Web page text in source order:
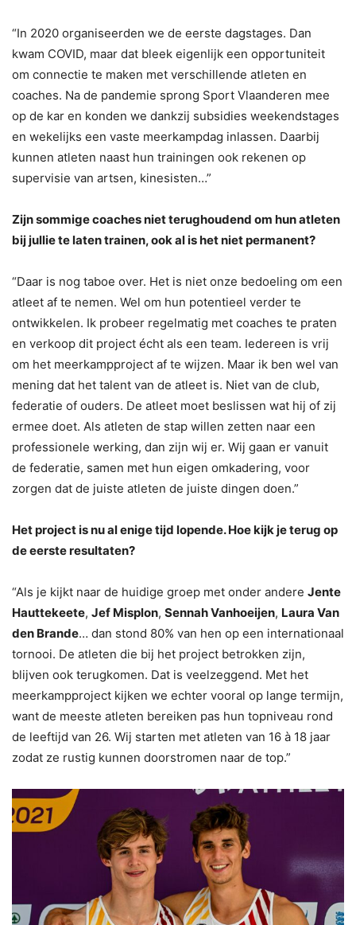
“In 2020 organiseerden we de eerste dagstages. Dan
kwam COVID, maar dat bleek eigenlijk een opportuniteit
om connectie te maken met verschillende atleten en
coaches. Na de pandemie sprong Sport Vlaanderen mee
op de kar en konden we dankzij subsidies weekendstages
en wekelijks een vaste meerkampdag inlassen. Daarbij
kunnen atleten naast hun trainingen ook rekenen op
supervisie van artsen, kinesisten…”
Zijn sommige coaches niet terughoudend om hun atleten
bij jullie te laten trainen, ook al is het niet permanent?
“Daar is nog taboe over. Het is niet onze bedoeling om een
atleet af te nemen. Wel om hun potentieel verder te
ontwikkelen. Ik probeer regelmatig met coaches te praten
en verkoop dit project écht als een team. Iedereen is vrij
om het meerkampproject af te wijzen. Maar ik ben wel van
mening dat het talent van de atleet is. Niet van de club,
federatie of ouders. De atleet moet beslissen wat hij of zij
ermee doet. Als atleten de stap willen zetten naar een
professionele werking, dan zijn wij er. Wij gaan er vanuit
de federatie, samen met hun eigen omkadering, voor
zorgen dat de juiste atleten de juiste dingen doen.”
Het project is nu al enige tijd lopende. Hoe kijk je terug op
de eerste resultaten?
“Als je kijkt naar de huidige groep met onder andere Jente
Hauttekeete, Jef Misplon, Sennah Vanhoeijen, Laura Van
den Brande… dan stond 80% van hen op een internationaal
tornooi. De atleten die bij het project betrokken zijn,
blijven ook terugkomen. Dat is veelzeggend. Met het
meerkampproject kijken we echter vooral op lange termijn,
want de meeste atleten bereiken pas hun topniveau rond
de leeftijd van 26. Wij starten met atleten van 16 à 18 jaar
zodat ze rustig kunnen doorstromen naar de top.”